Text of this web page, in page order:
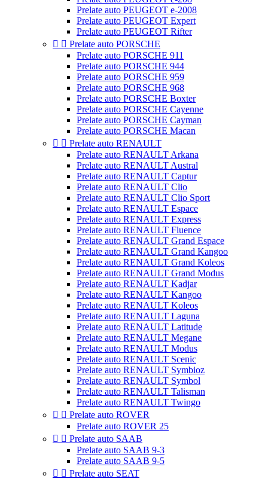
Prelate auto PEUGEOT e-2008
Prelate auto PEUGEOT Expert
Prelate auto PEUGEOT Rifter
  Prelate auto PORSCHE
Prelate auto PORSCHE 911
Prelate auto PORSCHE 944
Prelate auto PORSCHE 959
Prelate auto PORSCHE 968
Prelate auto PORSCHE Boxter
Prelate auto PORSCHE Cayenne
Prelate auto PORSCHE Cayman
Prelate auto PORSCHE Macan
  Prelate auto RENAULT
Prelate auto RENAULT Arkana
Prelate auto RENAULT Austral
Prelate auto RENAULT Captur
Prelate auto RENAULT Clio
Prelate auto RENAULT Clio Sport
Prelate auto RENAULT Espace
Prelate auto RENAULT Express
Prelate auto RENAULT Fluence
Prelate auto RENAULT Grand Espace
Prelate auto RENAULT Grand Kangoo
Prelate auto RENAULT Grand Koleos
Prelate auto RENAULT Grand Modus
Prelate auto RENAULT Kadjar
Prelate auto RENAULT Kangoo
Prelate auto RENAULT Koleos
Prelate auto RENAULT Laguna
Prelate auto RENAULT Latitude
Prelate auto RENAULT Megane
Prelate auto RENAULT Modus
Prelate auto RENAULT Scenic
Prelate auto RENAULT Symbioz
Prelate auto RENAULT Symbol
Prelate auto RENAULT Talisman
Prelate auto RENAULT Twingo
  Prelate auto ROVER
Prelate auto ROVER 25
  Prelate auto SAAB
Prelate auto SAAB 9-3
Prelate auto SAAB 9-5
  Prelate auto SEAT